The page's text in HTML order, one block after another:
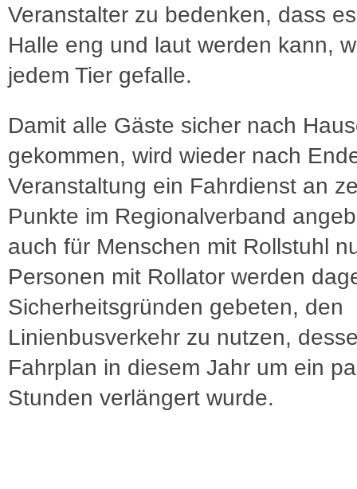
Veranstalter zu bedenken, dass
Halle eng und laut werden kann,
jedem Tier gefalle.
Damit alle Gäste sicher nach
gekommen, wird wieder nach
Veranstaltung ein Fahrdienst an
Punkte im Regionalverband
auch für Menschen mit Rollstuhl
Personen mit Rollator werden
Sicherheitsgründen gebeten, den
Linienbusverkehr zu nutzen,
Fahrplan in diesem Jahr um ein
Stunden verlängert wurde.